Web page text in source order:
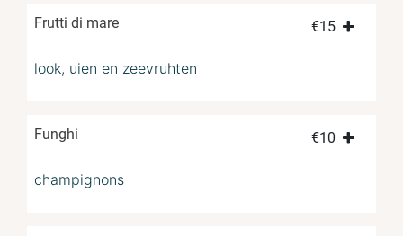
Frutti di mare €15
look, uien en zeevruhten
Funghi €10
champignons